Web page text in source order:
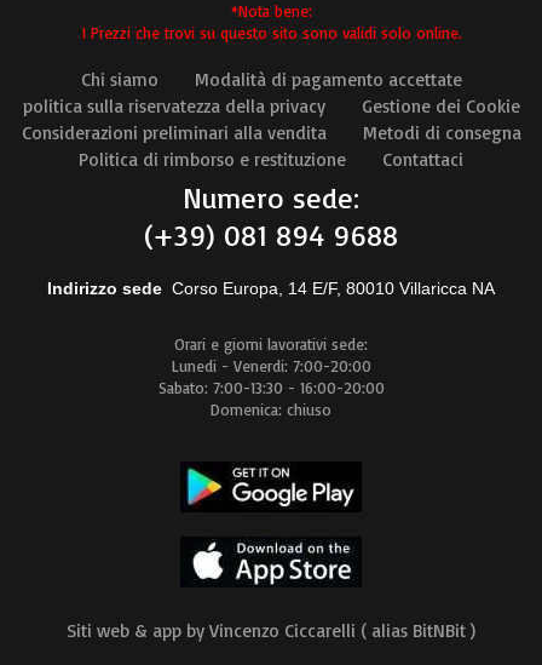
*Nota bene:
I Prezzi che trovi su questo sito sono validi solo online.
Chi siamo
Modalità di pagamento accettate
politica sulla riservatezza della privacy
Gestione dei Cookie
Considerazioni preliminari alla vendita
Metodi di consegna
Politica di rimborso e restituzione
Contattaci
Numero sede:
(+39) 081 894 9688
Indirizzo sede Corso Europa, 14 E/F, 80010 Villaricca NA
Orari e giorni lavorativi sede:
Lunedi - Venerdi: 7:00-20:00
Sabato: 7:00-13:30 - 16:00-20:00
Domenica: chiuso
Siti web & app by Vincenzo Ciccarelli ( alias BitNBit )